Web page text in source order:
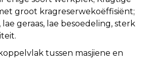
groot kragreserwekoëffisiënt;
geraas, lae besoedeling, sterk
tussen masjiene en